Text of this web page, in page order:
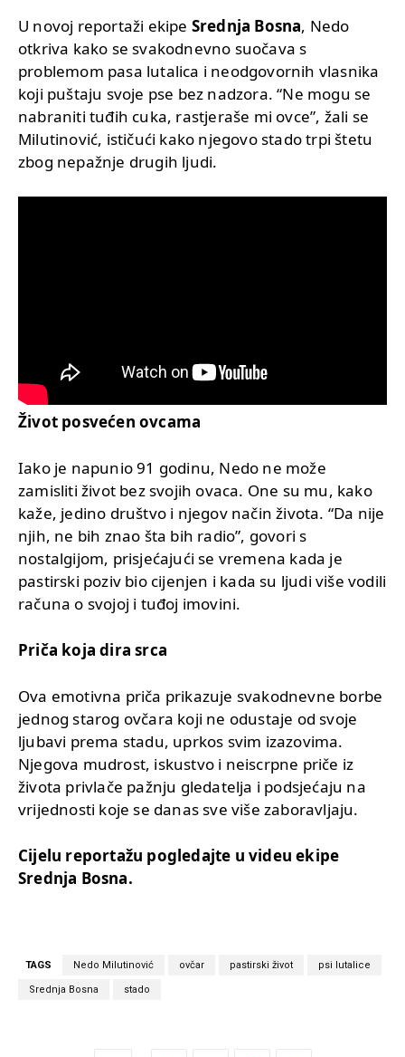
U novoj reportaži ekipe Srednja Bosna, Nedo
otkriva kako se svakodnevno suočava s
problemom pasa lutalica i neodgovornih vlasnika
koji puštaju svoje pse bez nadzora. “Ne mogu se
nabraniti tuđih cuka, rastjeraše mi ovce”, žali se
Milutinović, ističući kako njegovo stado trpi štetu
zbog nepažnje drugih ljudi.
Život posvećen ovcama
Iako je napunio 91 godinu, Nedo ne može
zamisliti život bez svojih ovaca. One su mu, kako
kaže, jedino društvo i njegov način života. “Da nije
njih, ne bih znao šta bih radio”, govori s
nostalgijom, prisjećajući se vremena kada je
pastirski poziv bio cijenjen i kada su ljudi više vodili
računa o svojoj i tuđoj imovini.
Priča koja dira srca
Ova emotivna priča prikazuje svakodnevne borbe
jednog starog ovčara koji ne odustaje od svoje
ljubavi prema stadu, uprkos svim izazovima.
Njegova mudrost, iskustvo i neiscrpne priče iz
života privlače pažnju gledatelja i podsjećaju na
vrijednosti koje se danas sve više zaboravljaju.
Cijelu reportažu pogledajte u videu ekipe
Srednja Bosna.
TAGS Nedo Milutinović ovčar pastirski život psi lutalice
Srednja Bosna stado